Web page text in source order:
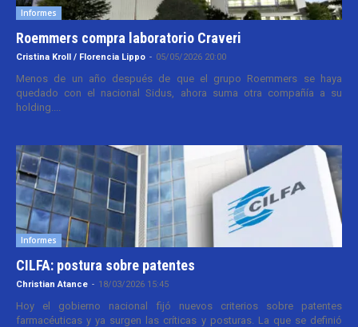
Informes
Roemmers compra laboratorio Craveri
Cristina Kroll / Florencia Lippo - 05/05/2026 20:00
Menos de un año después de que el grupo Roemmers se haya
quedado con el nacional Sidus, ahora suma otra compañía a su
holding....
Informes
CILFA: postura sobre patentes
Christian Atance - 18/03/2026 15:45
Hoy el gobierno nacional fijó nuevos criterios sobre patentes
farmacéuticas y ya surgen las críticas y posturas. La que se definió